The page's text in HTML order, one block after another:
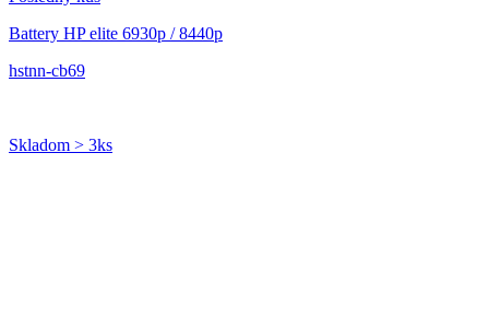
Battery HP elite 6930p / 8440p
hstnn-cb69
Skladom > 3ks